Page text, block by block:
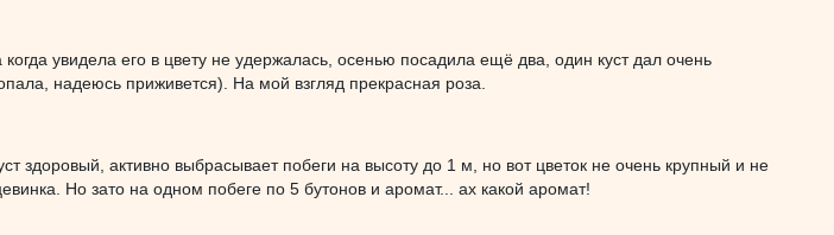
увидела его в цвету не удержалась, осенью посадила ещё два, один куст дал очень
надеюсь приживется). На мой взгляд прекрасная роза.
здоровый, активно выбрасывает побеги на высоту до 1 м, но вот цветок не очень крупный и не
Но зато на одном побеге по 5 бутонов и аромат... ах какой аромат!